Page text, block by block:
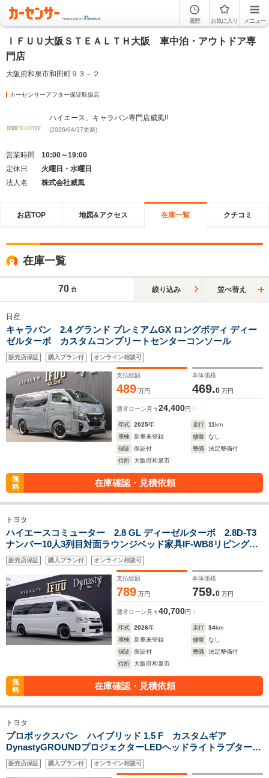
履歴 お気に入り メニュー
ＩＦＵＵ大阪ＳＴＥＡＬＴＨ大阪 車中泊・アウトドア専
門店
大阪府和泉市和田町９３－２
カーセンサーアフター保証取扱店
ハイエース、キャラバン専門店威風!!
(2026/04/27更新)
営業時間
10:00～19:00
定休日
火曜日・水曜日
法人名
株式会社威風
お店TOP 地図&アクセス 在庫一覧 クチコミ
在庫一覧
70 台 絞り込み 並べ替え
日産
キャラバン 2.4 グランド プレミアムGX ロングボディ ディー
ゼルターボ カスタムコンプリートセンターコンソール
販売店保証 購入プラン付 オンライン相談可
支払総額
489 万円
本体価格
469.0 万円
通常ローン 月々24,400円
年式 2025年 走行 11km
車検
新車未登録 修復
なし
保証
保証付 整備
法定整備付
住所
大阪府和泉市
無
料
在庫確認・見積依頼
トヨタ
ハイエースコミューター 2.8 GL ディーゼルターボ 2.8D-T3
ナンバー10人3列目対面ラウンジベッド家具IF-WB8リビングサ
ルーンオプションベットフローリングサイドレールテーブル天
井足下間接照明後席モニターアルパイン11inナビセンターコン
ソール
販売店保証 購入プラン付 オンライン相談可
支払総額
789 万円
本体価格
759.0 万円
通常ローン 月々40,700円
年式 2026年 走行 34km
車検
新車未登録 修復
なし
保証
保証付 整備
法定整備付
住所
大阪府和泉市
無
料
在庫確認・見積依頼
トヨタ
プロボックスバン ハイブリッド 1.5 F カスタムギア
DynastyGROUNDプロジェクターLEDヘッドライトラプターリ
フトアップTOYOオープンカントリーRTタイヤ14inアルミ塗装
助手席テーブル地ナビピアノブラックインテリア
販売店保証 購入プラン付 オンライン相談可